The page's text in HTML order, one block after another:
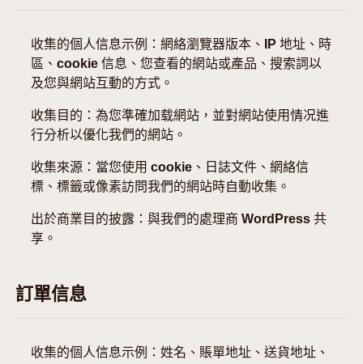
收集的個人信息示例：網絡瀏覽器版本、IP 地址、時
區、cookie 信息、您查看的網站或產品、搜索詞以
及您與網站互動的方式。
收集目的：為您準確加载網站，並對網站使用情况進
行分析以優化我們的網站。
收集來源：當您使用 cookie、日誌文件、網絡信
標、標籤或像素訪問我們的網站時自動收集。
出於商業目的披露：與我們的處理商 WordPress 共
享。
訂單信息
收集的個人信息示例：姓名、賬單地址、送貨地址、